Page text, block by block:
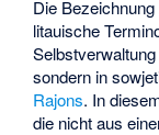
Die Bezeichnung
litauische
sondern in
Rajons. In
die nicht aus